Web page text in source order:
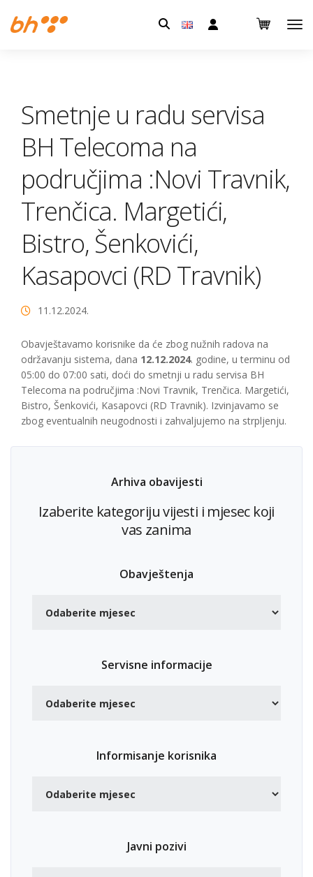
Pretraga:
Smetnje u radu servisa
BH Telecoma na
područjima :Novi Travnik,
Trenčica. Margetići,
Bistro, Šenkovići,
Kasapovci (RD Travnik)
11.12.2024.
Obavještavamo korisnike da će zbog nužnih radova na
održavanju sistema, dana 12.12.2024. godine, u terminu od
05:00 do 07:00 sati, doći do smetnji u radu servisa BH
Telecoma na područjima :Novi Travnik, Trenčica. Margetići,
Bistro, Šenkovići, Kasapovci (RD Travnik). Izvinjavamo se
zbog eventualnih neugodnosti i zahvaljujemo na strpljenju.
Arhiva obavijesti
Izaberite kategoriju vijesti i mjesec koji
vas zanima
Obavještenja
Servisne informacije
Informisanje korisnika
Javni pozivi